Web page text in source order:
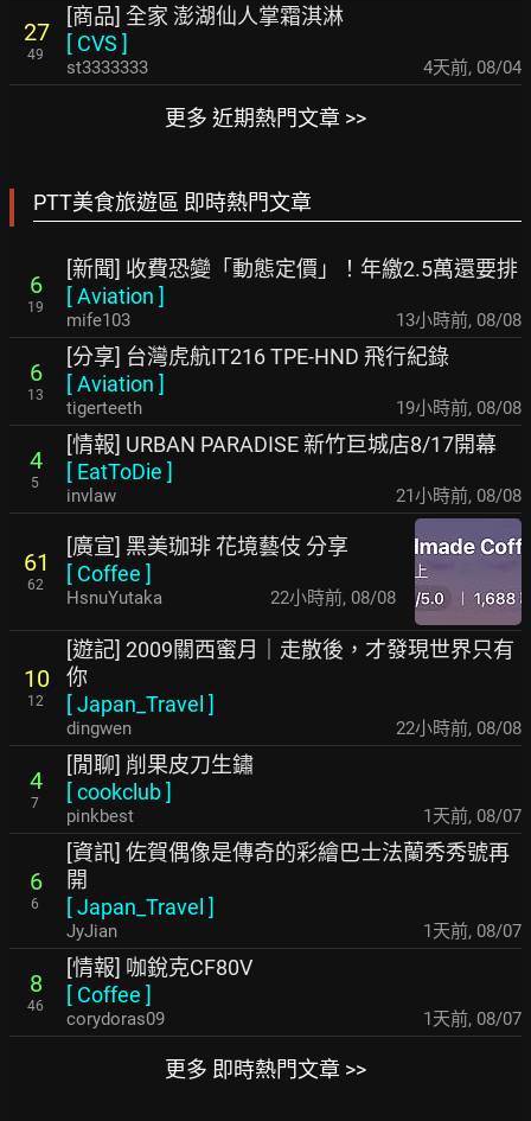
27
49
[商品] 全家 澎湖仙人掌霜淇淋
[ CVS ]
st3333333 4天前, 08/04
更多 近期熱門文章 >>
PTT美食旅遊區 即時熱門文章
6
19
[新聞] 收費恐變「動態定價」！年繳2.5萬還要排
[Aviation ]
mife103 13小時前, 08/08
6
13
[分享] 台灣虎航IT216 TPE-HND 飛行紀錄
[Aviation ]
tigerteeth 19小時前, 08/08
4
5
[情報] URBAN PARADISE 新竹巨城店8/17開幕
[ EatToDie ]
invlaw 21小時前, 08/08
61
62
[廣宣] 黑美珈琲 花境藝伎 分享
[ Coffee ]
HsnuYutaka 22小時前, 08/08
10
12
[遊記] 2009關西蜜月｜走散後，才發現世界只有
你
[Japan_Travel ]
dingwen 22小時前, 08/08
4
7
[閒聊] 削果皮刀生鏽
[cookclub]
pinkbest 1天前, 08/07
6
6
[資訊] 佐賀偶像是傳奇的彩繪巴士法蘭秀秀號再
開
[Japan_Travel ]
JyJian 1天前, 08/07
8
46
[情報] 咖銳克CF80V
[ Coffee ]
corydoras09 1天前, 08/07
更多 即時熱門文章 >>